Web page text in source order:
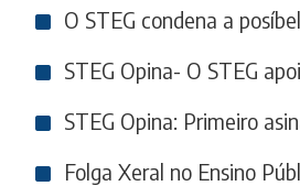
O STEG condena a
STEG Opina- O STEG
STEG Opina: Primeiro
Folga Xeral no Ensino